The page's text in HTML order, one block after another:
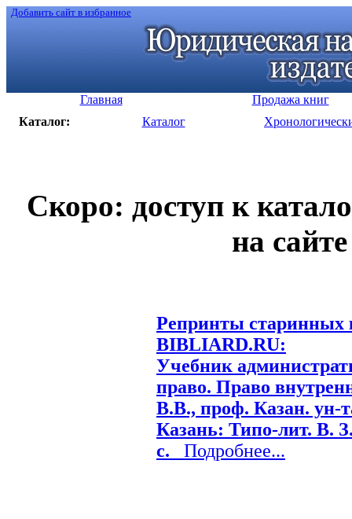
Добавить сайт в избранное
Главная
Продажа книг
Каталог:
Каталог
Скоро: доступ к
на
Репринты старинных
BIBLIARD.RU:
Учебник
право. Право
В.В., проф. Казан. ун-
Казань: Типо-лит. В.
с. Подробнее...